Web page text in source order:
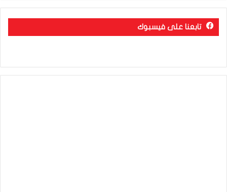
تابعنا على فيسبوك